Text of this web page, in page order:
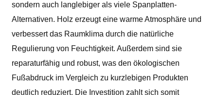
sondern auch langlebiger als viele Spanplatten-
Alternativen. Holz erzeugt eine warme Atmosphäre und
verbessert das Raumklima durch die natürliche
Regulierung von Feuchtigkeit. Außerdem sind sie
reparaturfähig und robust, was den ökologischen
Fußabdruck im Vergleich zu kurzlebigen Produkten
deutlich reduziert. Die Investition zahlt sich somit